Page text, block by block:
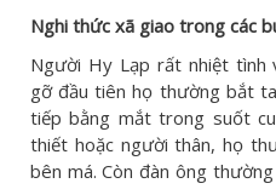
Nghi thức xã giao trong các
Người Hy Lạp rất nhiệt tình
gỡ đầu tiên họ thường bắt
tiếp bằng mắt trong suốt
thiết hoặc người thân, họ
bên má. Còn đàn ông